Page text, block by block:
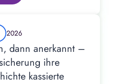
2026
dann anerkannt –
ihre
kassierte